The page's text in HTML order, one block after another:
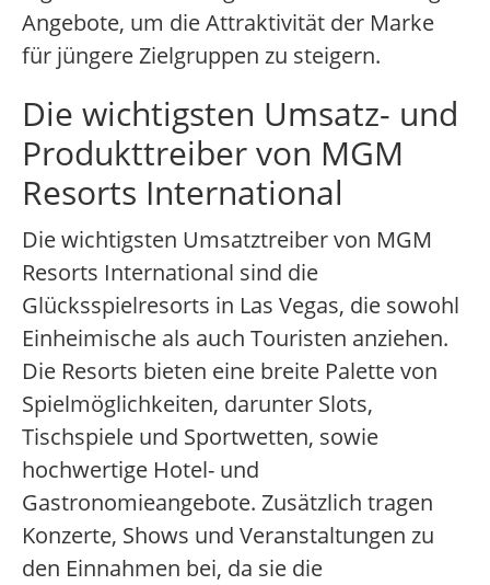
Angebote, um die Attraktivität der Marke
für jüngere Zielgruppen zu steigern.
Die wichtigsten Umsatz- und
Produkttreiber von MGM
Resorts International
Die wichtigsten Umsatztreiber von MGM
Resorts International sind die
Glücksspielresorts in Las Vegas, die sowohl
Einheimische als auch Touristen anziehen.
Die Resorts bieten eine breite Palette von
Spielmöglichkeiten, darunter Slots,
Tischspiele und Sportwetten, sowie
hochwertige Hotel- und
Gastronomieangebote. Zusätzlich tragen
Konzerte, Shows und Veranstaltungen zu
den Einnahmen bei, da sie die